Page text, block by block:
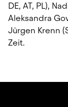
DE, AT, PL),
Aleksandra
Jürgen Krenn
Zeit.